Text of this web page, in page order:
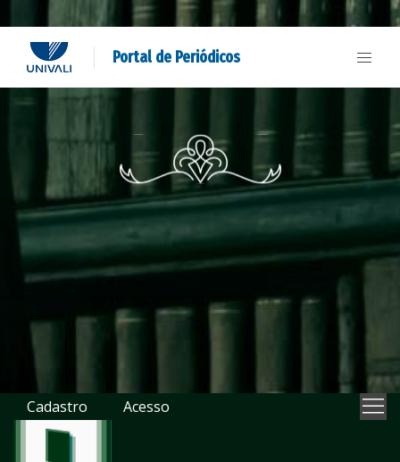
Portal de Periódicos
Cadastro Acesso